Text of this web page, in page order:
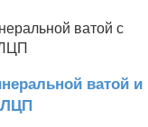
ватой и